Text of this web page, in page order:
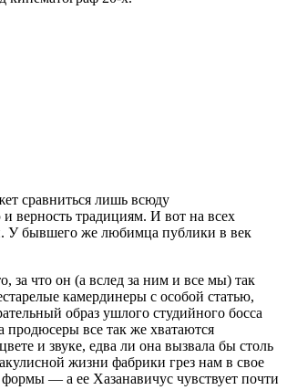
сравниться лишь всюду
верность традициям. И вот на всех
У бывшего же любимца публики в век
за что он (а вслед за ним и все мы) так
камердинеры с особой статью,
образ ушлого студийного босса
продюсеры все так же хватаются
и звуке, едва ли она вызвала бы столь
жизни фабрики грез нам в свое
— а ее Хазанавичус чувствует почти